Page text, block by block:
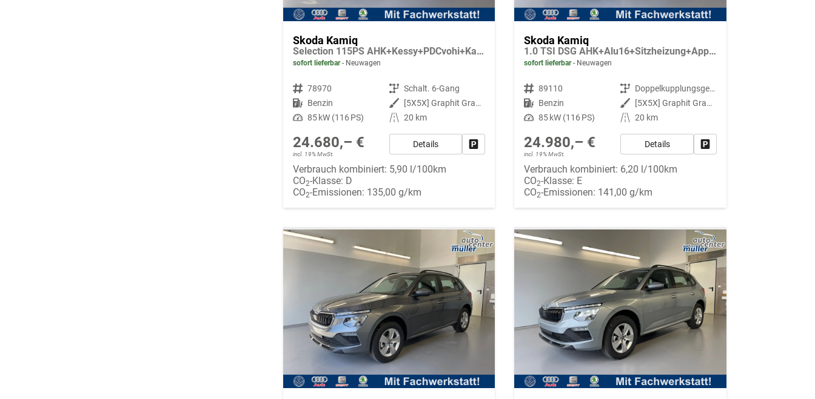
Skoda Kamiq
Selection 115PS AHK+Kessy+PDCvohi+Kamera+Climatronic+AppConnect+Sitzheizung
sofort lieferbar Neuwagen
Fahrzeugnr. 78970 Getriebe Schalt. 6-Gang
Kraftstoff Benzin Außenfarbe
[5X5X] Graphit Grau Metallic
Leistung 85 kW (116 PS) Kilometerstand 20 km
24.680,– €
incl. 19% MwSt.
Details Fahrzeug parken
Verbrauch kombiniert: 5,90 l/100km
CO2-Klasse: D
CO2-Emissionen: 135,00 g/km
Skoda Kamiq
1.0 TSI DSG AHK+Alu16+Sitzheizung+AppConnect+GV5+LED+Nebel+Klima
sofort lieferbar Neuwagen
Fahrzeugnr. 89110 Getriebe
Doppelkupplungsgetriebe (DSG)
Kraftstoff Benzin Außenfarbe
[5X5X] Graphit Grau Metallic
Leistung 85 kW (116 PS) Kilometerstand 20 km
24.980,– €
incl. 19% MwSt.
Details
Verbrauch kombiniert: 6,20 l/100km
CO2-Klasse: E
CO2-Emissionen: 141,00 g/km